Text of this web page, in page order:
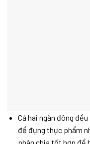
Cả hai ngăn đông
để đựng thực phẩm